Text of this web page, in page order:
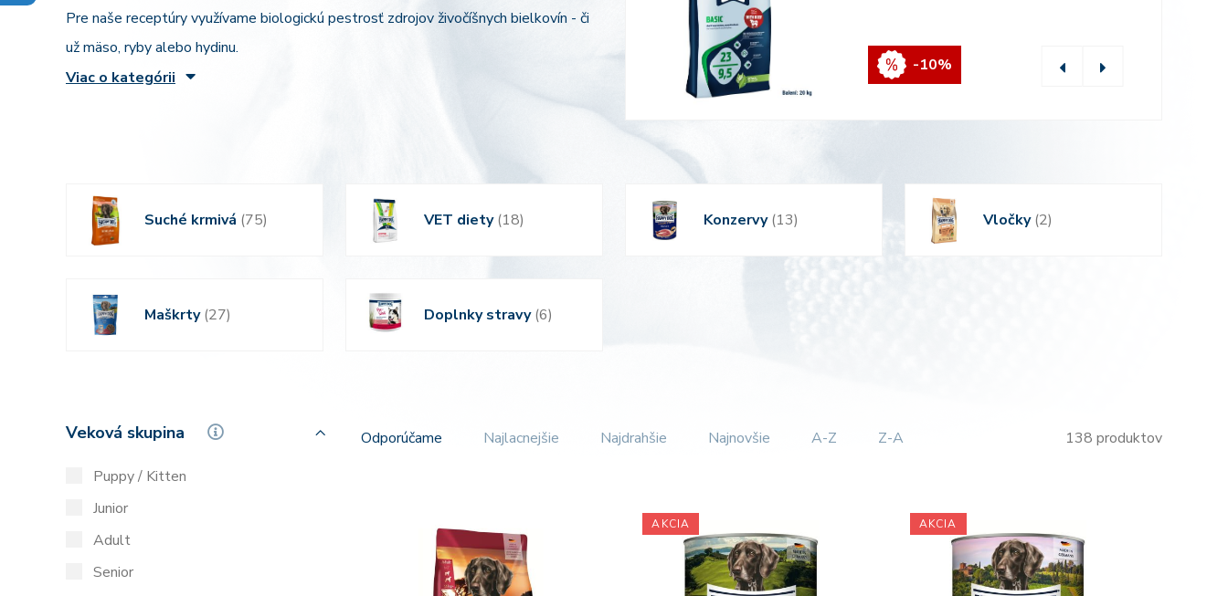
Pre naše receptúry využívame biologickú pestrosť zdrojov živočíšnych bielkovín - či
už mäso, ryby alebo hydinu.
Viac o kategórii
-10%
Suché krmivá (75) VET diety(18) Konzervy(13) Vločky(2)
Maškrty(27) Doplnky stravy(6)
Veková skupina
Puppy / Kitten
Junior
Adult
Senior
Odporúčame Najlacnejšie Najdrahšie Najnovšie A-Z Z-A 138 produktov
AKCIA AKCIA